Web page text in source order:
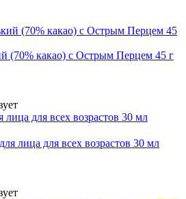
(70% какао) с Острым Перцем 45 г
лица для всех возрастов 30 мл